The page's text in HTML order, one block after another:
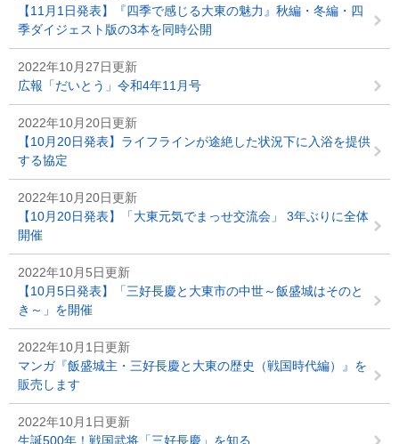
【11月1日発表】『四季で感じる大東の魅力』秋編・冬編・四
季ダイジェスト版の3本を同時公開
2022年10月27日更新
広報「だいとう」令和4年11月号
2022年10月20日更新
【10月20日発表】ライフラインが途絶した状況下に入浴を提供
する協定
2022年10月20日更新
【10月20日発表】「大東元気でまっせ交流会」 3年ぶりに全体
開催
2022年10月5日更新
【10月5日発表】「三好長慶と大東市の中世～飯盛城はそのと
き～」を開催
2022年10月1日更新
マンガ『飯盛城主・三好長慶と大東の歴史（戦国時代編）』を
販売します
2022年10月1日更新
生誕500年！戦国武将「三好長慶」を知る